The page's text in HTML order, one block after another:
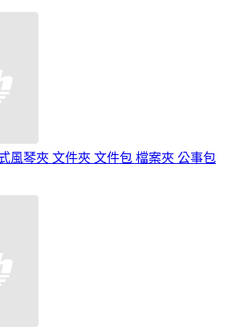
風琴夾 文件夾 文件包 檔案夾 公事包